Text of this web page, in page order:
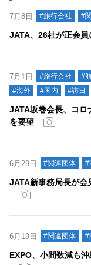
7月8日 #旅行会社 #
JATA、26社が正会
7月1日 #旅行会社 #
#海外
#国内 #訪日
JATA坂巻会長、コロ
を要望
6月29日 #関連団体 #
JATA新事務局長が会
6月19日 #関連団体 #
EXPO、小間数減も